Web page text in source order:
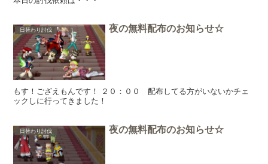
日替わり討伐 夜の無料配布のお知らせ☆
もす！ござえもんです！ ２０：００ 配布してる方がいないかチェ
ックしに行ってきました！
日替わり討伐 夜の無料配布のお知らせ☆